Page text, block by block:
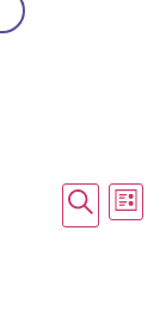
Suche
Liste